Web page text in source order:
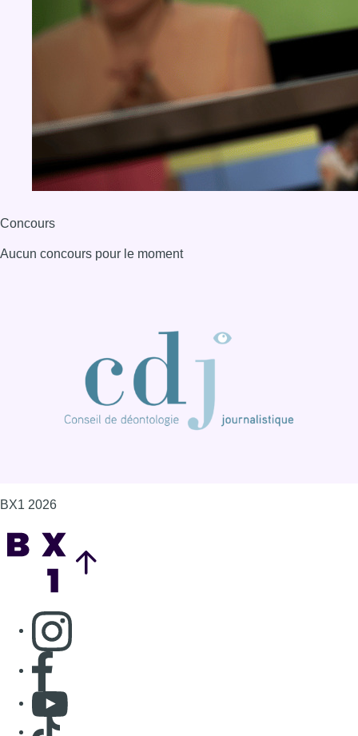
Concours
Aucun concours pour le moment
BX1 2026
Consulter page Instagram
Consulter page Facebook
Consulter Youtube
Consulter TikTok